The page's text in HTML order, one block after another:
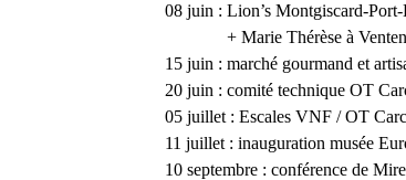
08 juin : Lion’s Montgiscard-
+ Marie Thérèse à
15 juin : marché gourmand et
20 juin : comité technique OT
05 juillet : Escales VNF / OT
11 juillet : inauguration musée
10 septembre : conférence de